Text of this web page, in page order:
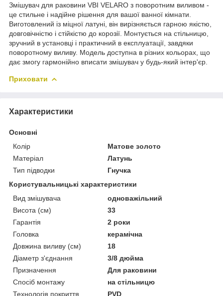
Змішувач для раковини VBI VELARO з поворотним виливом -
це стильне і надійне рішення для вашої ванної кімнати.
Виготовлений із міцної латуні, він вирізняється гарною якістю,
довговічністю і стійкістю до корозії. Монтується на стільницю,
зручний в установці і практичний в експлуатації, завдяки
поворотному виливу. Модель доступна в різних кольорах, що
дає змогу гармонійно вписати змішувач у будь-який інтер'єр.
Приховати
Характеристики
Основні
Колір
Матове золото
Матеріал
Латунь
Тип підводки
Гнучка
Користувальницькі характеристики
Вид змішувача
одноважільний
Висота (см)
33
Гарантія
2 роки
Головка
керамічна
Довжина виливу (см)
18
Діаметр з'єднання
3/8 дюйма
Призначення
Для раковини
Спосіб монтажу
на стільницю
Технологія покриття
PVD